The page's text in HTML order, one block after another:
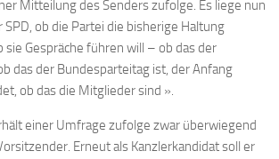
Mitteilung des Senders zufolge. Es liege nun
SPD, ob die Partei die bisherige Haltung
sie Gespräche führen will – ob das der
das der Bundesparteitag ist, der Anfang
ob das die Mitglieder sind ».
einer Umfrage zufolge zwar überwiegend
Erneut als Kanzlerkandidat soll er